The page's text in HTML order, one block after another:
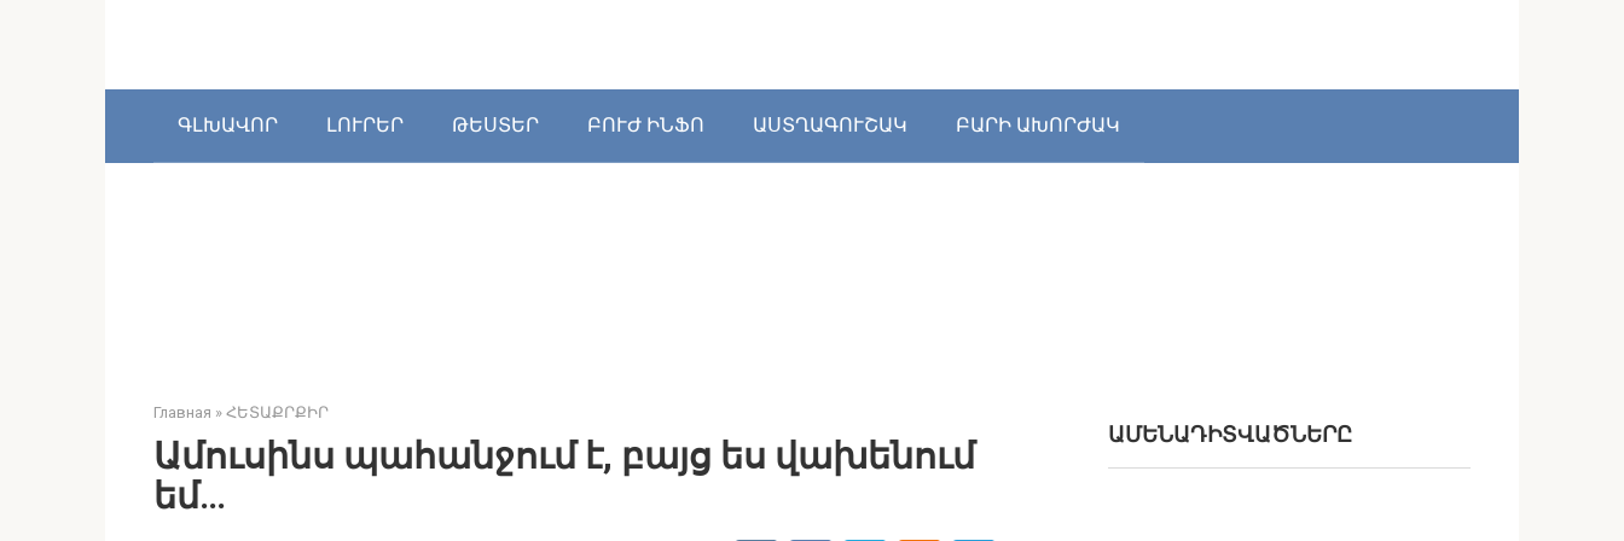
ԳԼԽԱՎՈՐ ԼՈՒՐԵՐ ԹԵՍՏԵՐ ԲՈՒԺ ԻՆՖՈ ԱՍՏՂԱԳՈՒՇԱԿ ԲԱՐԻ ԱԽՈՐԺԱԿ
Главная » ՀԵՏԱՔՐՔԻՐ
Ամուսինս պահանջում է, բայց ես վախենում
եմ…
ԱՄԵՆԱԴԻՏՎԱԾՆԵՐԸ